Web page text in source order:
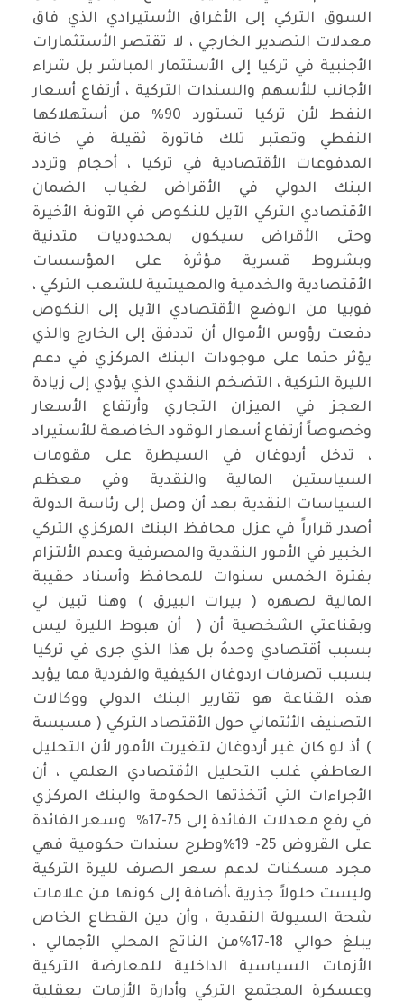
السوق التركي إلى الأغراق الأستيرادي الذي فاق
معدلات التصدير الخارجي ، لا تقتصر الأستثمارات
الأجنبية في تركيا إلى الأستثمار المباشر بل شراء
الأجانب للأسهم والسندات التركية ، أرتفاع أسعار
النفط لأن تركيا تستورد 90% من أستهلاكها
النفطي وتعتبر تلك فاتورة ثقيلة في خانة
المدفوعات الأقتصادية في تركيا ، أحجام وتردد
البنك الدولي في الأقراض لغياب الضمان
الأقتصادي التركي الآيل للنكوص في الآونة الأخيرة
وحتى الأقراض سيكون بمحدوديات متدنية
وبشروط قسرية مؤثرة على المؤسسات
الأقتصادية والخدمية والمعيشية للشعب التركي ،
فوبيا من الوضع الأقتصادي الآيل إلى النكوص
دفعت رؤوس الأموال أن تددفق إلى الخارج والذي
يؤثر حتما على موجودات البنك المركزي في دعم
الليرة التركية ، التضخم النقدي الذي يؤدي إلى زيادة
العجز في الميزان التجاري وأرتفاع الأسعار
وخصوصاً أرتفاع أسعار الوقود الخاضعة للأستيراد
، تدخل أردوغان في السيطرة على مقومات
السياستين المالية والنقدية وفي معظم
السياسات النقدية بعد أن وصل إلى رئاسة الدولة
أصدر قراراً في عزل محافظ البنك المركزي التركي
الخبير في الأمور النقدية والمصرفية وعدم الألتزام
بفترة الخمس سنوات للمحافظ وأسناد حقيبة
المالية لصهره ( بيرات البيرق ) وهنا تبين لي
وبقناعتي الشخصية أن ( أن هبوط الليرة ليس
بسبب أقتصادي وحدهُ بل هذا الذي جرى في تركيا
بسبب تصرفات اردوغان الكيفية والفردية مما يؤيد
هذه القناعة هو تقارير البنك الدولي ووكالات
التصنيف الأئتماني حول الأقتصاد التركي ( مسيسة
) أذ لو كان غير أردوغان لتغيرت الأمور لأن التحليل
العاطفي غلب التحليل الأقتصادي العلمي ، أن
الأجراءات التي أتخذتها الحكومة والبنك المركزي
في رفع معدلات الفائدة إلى 75-17% وسعر الفائدة
على القروض 25- 19%وطرح سندات حكومية فهي
مجرد مسكنات لدعم سعر الصرف لليرة التركية
وليست حلولاً جذرية ،أضافة إلى كونها من علامات
شحة السيولة النقدية ، وأن دين القطاع الخاص
يبلغ حوالي 18-17%من الناتج المحلي الأجمالي ،
الأزمات السياسية الداخلية للمعارضة التركية
وعسكرة المجتمع التركي وأدارة الأزمات بعقلية